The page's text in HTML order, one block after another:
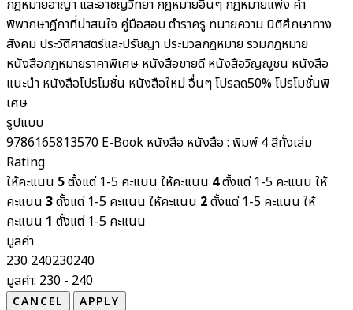
กฎหมายอาญา และอาชญวิทยา กฎหมายอื่นๆ กฎหมายแพ่ง คำ
พิพากษาฎีกาที่น่าสนใจ คู่มือสอบตำราครู ทนายความ นิติศึกษาทาง
สังคม ประวัติศาสตร์และปรัชญา ประมวลกฎหมาย รวมกฎหมาย
หนังสือกฎหมายราคาพิเศษ หนังสือขายดี หนังสือวิญญูชน หนังสือ
แนะนำ หนังสือโปรโมชั่น หนังสือใหม่อื่นๆโปรลด50%โปรโมชั่นพิ
เศษ
รูปแบบ
9786165813570 E-Book หนังสือ หนังสือ : พิมพ์ 4 สีทั้งเล่ม
Rating
ให้คะแนน 5ตั้งแต่ 1-5 คะแนน ให้คะแนน 4ตั้งแต่ 1-5 คะแนน ให้
คะแนน 3ตั้งแต่ 1-5 คะแนน ให้คะแนน 2ตั้งแต่ 1-5 คะแนน ให้
คะแนน 1 ตั้งแต่ 1-5 คะแนน
มูลค่า
230 240230240
มูลค่า: 230 - 240